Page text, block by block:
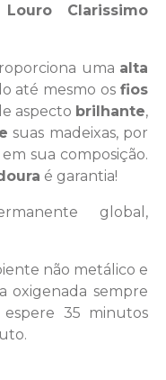
Clarissimo
uma alta
até mesmo os fios
aspecto brilhante,
suas madeixas, por
em sua composição.
é garantia!
global,
não metálico e
oxigenada sempre
espere 35 minutos